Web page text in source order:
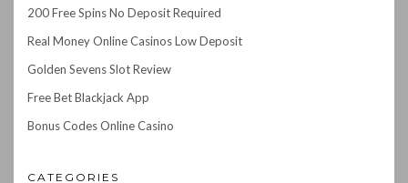
200 Free Spins No Deposit Required
Real Money Online Casinos Low Deposit
Golden Sevens Slot Review
Free Bet Blackjack App
Bonus Codes Online Casino
CATEGORIES